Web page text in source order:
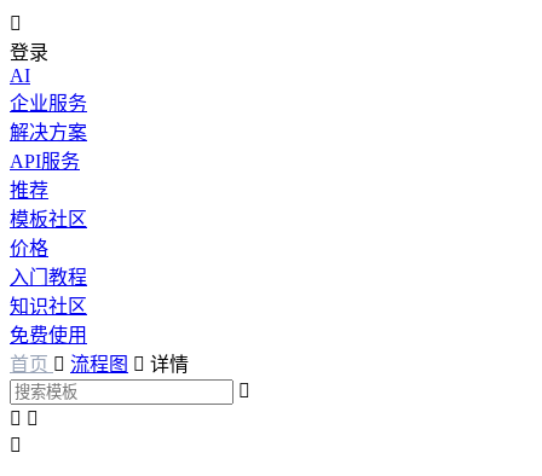

登录
AI
企业服务
解决方案
API服务
推荐
模板社区
价格
入门教程
知识社区
免费使用
首页  流程图  详情

 
